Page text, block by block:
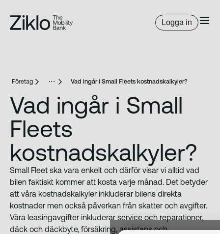
Logga in
Företag Vad ingår i Small Fleets kostnadskalkyler?
Vad ingår i Small
Fleets
kostnadskalkyler?
Small Fleet ska vara enkelt och därför visar vi alltid vad
bilen faktiskt kommer att kosta varje månad. Det betyder
att våra kostnadskalkyler inkluderar bilens direkta
kostnader men också påverkan från skatter och avgifter.
Våra leasingavgifter inkluderar service och reparationer,
däck och däckbyte, försäkring, assistans och